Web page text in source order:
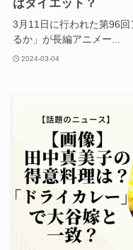
はダイエット？
3月11日に行われた第96
るか」が長編アニメー...
2024-03-04